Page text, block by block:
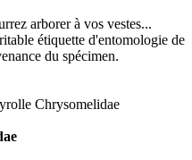
arborer à vos vestes...
étiquette d'entomologie de
du spécimen.